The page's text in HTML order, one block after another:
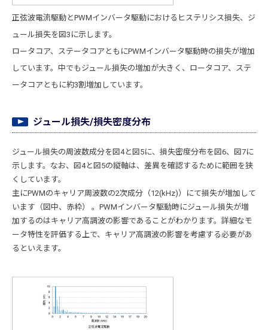
正弦波電流駆動とPWMインバータ駆動におけるヒステリシス損失、ジ
ュール損失を図3に示します。
ロータコア、ステータコアともにPWMインバータ駆動時の損失が増加
しています。中でもジュール損失の増加が大きく、ロータコア、ステ
ータコアともに約3割増加しています。
ジュール損失/損失密度分布
ジュール損失の周波数成分を図4と図5に、損失密度分布を図6、図7に
示します。なお、図4と図5の縦軸は、差異を確認するために範囲を狭
くしています。
主にPWMのキャリア周波数の2次成分（12(kHz)）にて損失が増加して
います（図中、赤枠） 。PWMインバータ駆動時にジュール損失が増
加するのはキャリア高調波の影響であることがわかります。詳細なモ
ータ特性を評価する上で、キャリア高調波の影響を考慮する必要があ
るといえます。